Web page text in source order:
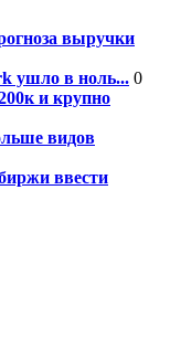
выручки
ушло в ноль... 0
и крупно
видов
ввести